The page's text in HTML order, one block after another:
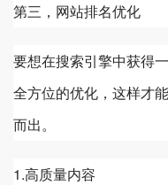
第三，网站排名优化
要想在搜索引擎中获得
全方位的优化，这样才
而出。
1.高质量内容